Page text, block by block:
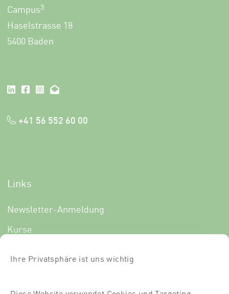
Ihre Privatsphäre ist uns wichtig
Campus3
Haselstrasse 18
5400 Baden
+41 56 552 60 00
Links
Newsletter-Anmeldung
Kurse
Für Partner